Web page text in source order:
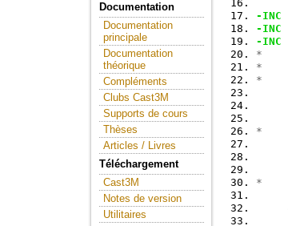
Documentation
Documentation
principale
Documentation
théorique
Compléments
Clubs Cast3M
Supports de cours
Thèses
Articles / Livres
Téléchargement
Cast3M
Notes de version
Utilitaires
-INC
-INC
-INC
*
*
*
*
*